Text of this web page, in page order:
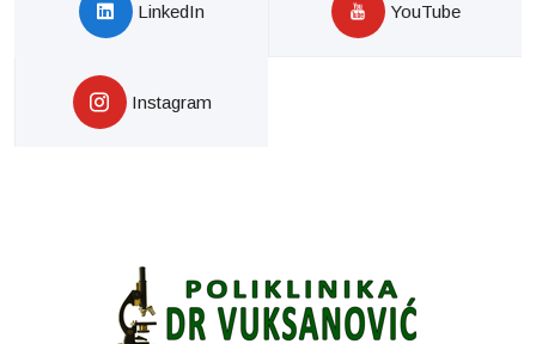
LinkedIn YouTube
Instagram